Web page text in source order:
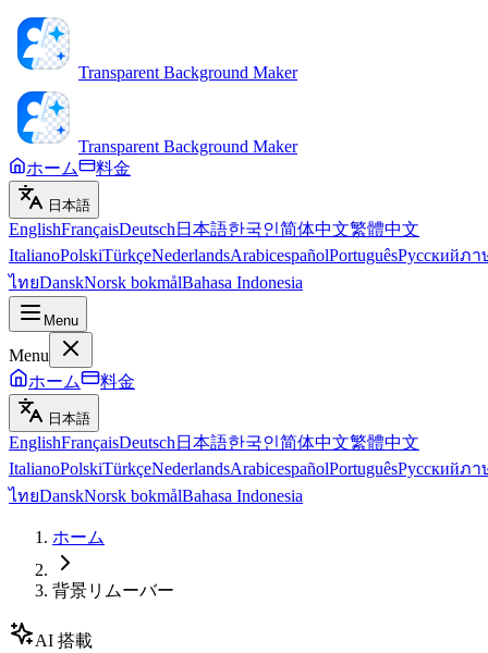
Transparent Background Maker
Transparent Background Maker
ホーム
料金
日本語
EnglishFrançaisDeutsch 日本語한국인简体中文繁體中文
ItalianoPolskiTürkçeNederlandsArabicespañolPortuguêsРусскийภา
ไทยDanskNorsk bokmålBahasa Indonesia
Menu
Menu
ホーム
料金
日本語
EnglishFrançaisDeutsch 日本語한국인简体中文繁體中文
ItalianoPolskiTürkçeNederlandsArabicespañolPortuguêsРусскийภา
ไทยDanskNorsk bokmålBahasa Indonesia
ホーム
背景リムーバー
AI 搭載